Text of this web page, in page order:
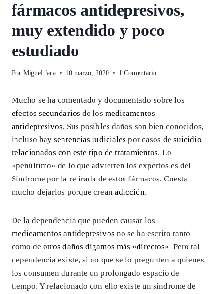
fármacos antidepresivos,
muy extendido y poco
estudiado
Por Miguel Jara 10 marzo, 2020 1 Comentario
Mucho se ha comentado y documentado sobre los
efectos secundarios de los medicamentos
antidepresivos. Sus posibles daños son bien conocidos,
incluso haysentencias judiciales por casos de suicidio
relacionados con este tipo de tratamientos. Lo
«penúltimo» de lo que advierten los expertos es del
Síndrome por la retirada de estos fármacos. Cuesta
mucho dejarlos porque crean adicción.
De la dependencia que pueden causar los
medicamentos antidepresivos no se ha escrito tanto
como de otros daños digamos más «directos». Pero tal
dependencia existe, si no que se lo pregunten a quienes
los consumen durante un prolongado espacio de
tiempo. Y relacionado con ello existe un síndrome de